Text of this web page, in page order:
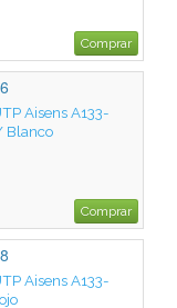
Comprar
Aisens A133-
Blanco
Comprar
Aisens A133-